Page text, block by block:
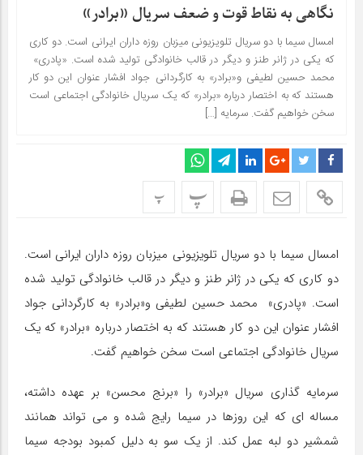
نگاهی به نقاط قوت و ضعف سریال «برادر»
امسال سیما با دو سریال تلویزیونی میزبان روزه داران ایرانی است. دو کاری
که یکی در ژانر طنز و دیگر در قالب خانوادگی تولید شده است. «پادری»
محمد حسین لطیفی و«برادر» به کارگردانی جواد افشار عنوان این دو کار
هستند که به اختصار درباره «برادر» که یک سریال خانوادگی اجتماعی است
سخن خواهیم گفت. سرمایه […]
پ پ
امسال سیما با دو سریال تلویزیونی میزبان روزه داران ایرانی است.
دو کاری که یکی در ژانر طنز و دیگر در قالب خانوادگی تولید شده
است. «پادری» محمد حسین لطیفی و«برادر» به کارگردانی جواد
افشار عنوان این دو کار هستند که به اختصار درباره «برادر» که یک
سریال خانوادگی اجتماعی است سخن خواهیم گفت.
سرمایه گذاری سریال «برادر» را «برنج محسن» بر عهده داشته،
مساله ای که این روزها در سیما رایج شده و می تواند همانند
شمشیر دو لبه عمل کند. از یک سو به دلیل کمبود بودجه سیما